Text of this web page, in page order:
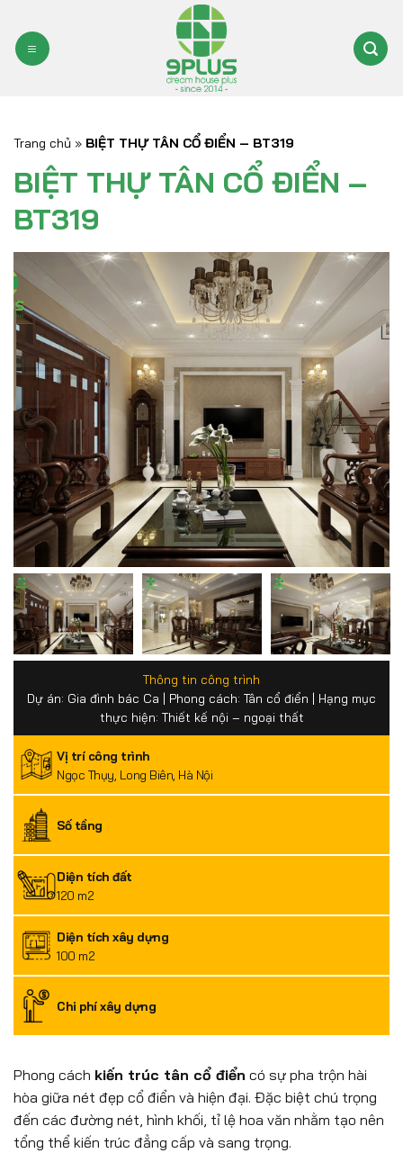
qua
nội
Trang chủ » BIỆT THỰ TÂN CỔ ĐIỂN – BT319
BIỆT THỰ TÂN CỔ ĐIỂN –
BT319
Thông tin công trình
Dự án: Gia đình bác Ca | Phong cách: Tân cổ điển | Hạng mục
thực hiện: Thiết kế nội – ngoại thất
Vị trí công trình
Ngọc Thụy, Long Biên, Hà Nội
Số tầng
Diện tích đất
120 m2
Diện tích xây dựng
100 m2
Chi phí xây dựng
Phong cách kiến trúc tân cổ điển có sự pha trộn hài
hòa giữa nét đẹp cổ điển và hiện đại. Đặc biệt chú trọng
đến các đường nét, hình khối, tỉ lệ hoa văn nhằm tạo nên
tổng thể kiến trúc đẳng cấp và sang trọng.